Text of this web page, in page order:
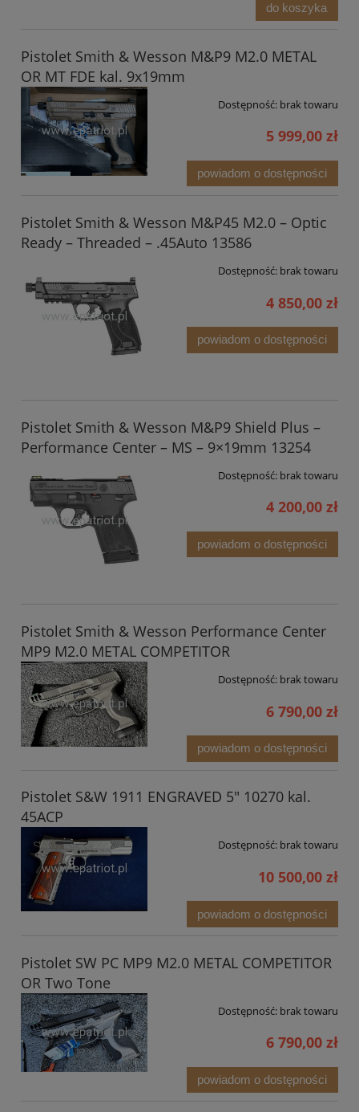
do koszyka
Pistolet Smith & Wesson M&P9 M2.0 METAL
OR MT FDE kal. 9x19mm
Dostępność: brak towaru
5 999,00 zł
powiadom o dostępności
Pistolet Smith & Wesson M&P45 M2.0 – Optic
Ready – Threaded – .45Auto 13586
Dostępność: brak towaru
4 850,00 zł
powiadom o dostępności
Pistolet Smith & Wesson M&P9 Shield Plus –
Performance Center – MS – 9×19mm 13254
Dostępność: brak towaru
4 200,00 zł
powiadom o dostępności
Pistolet Smith & Wesson Performance Center
MP9 M2.0 METAL COMPETITOR
Dostępność: brak towaru
6 790,00 zł
powiadom o dostępności
Pistolet S&W 1911 ENGRAVED 5" 10270 kal.
45ACP
Dostępność: brak towaru
10 500,00 zł
powiadom o dostępności
Pistolet SW PC MP9 M2.0 METAL COMPETITOR
OR Two Tone
Dostępność: brak towaru
6 790,00 zł
powiadom o dostępności